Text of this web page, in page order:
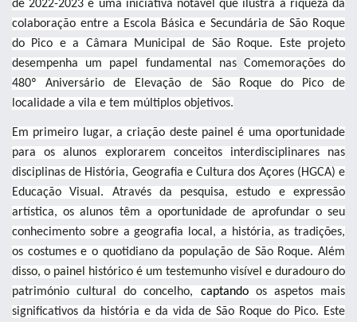
de 2022-2023 é uma iniciativa notável que ilustra a riqueza da
colaboração entre a Escola Básica e Secundária de São Roque
do Pico e a Câmara Municipal de São Roque. Este projeto
desempenha um papel fundamental nas Comemorações do
480º Aniversário de Elevação de São Roque do Pico de
localidade a vila e tem múltiplos objetivos.
Em primeiro lugar, a criação deste painel é uma oportunidade
para os alunos explorarem conceitos interdisciplinares nas
disciplinas de História, Geografia e Cultura dos Açores (HGCA) e
Educação Visual. Através da pesquisa, estudo e expressão
artística, os alunos têm a oportunidade de aprofundar o seu
conhecimento sobre a geografia local, a história, as tradições,
os costumes e o quotidiano da população de São Roque. Além
disso, o painel histórico é um testemunho visível e duradouro do
património cultural do concelho, captando os aspetos mais
significativos da história e da vida de São Roque do Pico. Este